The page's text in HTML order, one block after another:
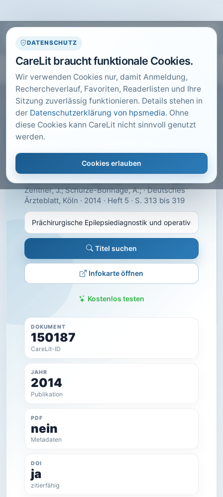
DATENSCHUTZ
CareLit braucht funktionale Cookies.
Wir verwenden Cookies nur, damit Anmeldung,
Rechercheverlauf, Favoriten, Readerlisten und Ihre
Sitzung zuverlässig funktionieren. Details stehen in
der Datenschutzerklärung von hpsmedia. Ohne
diese Cookies kann CareLit nicht sinnvoll genutzt
werden.
Cookies erlauben
CARELIT FACHARTIKEL
Prächirurgische
Epilepsiediagnostik und
operative Epilepsietherapie
Zentner, J.; Schuize-Bonhage, A.; · Deutsches
Ärzteblatt, Köln · 2014 · Heft 5 · S. 313 bis 319
Titel suchen
Infokarte öffnen
Kostenlos testen
DOKUMENT
150187
CareLit-ID
JAHR
2014
Publikation
PDF
nein
Metadaten
DOI
ja
zitierfähig